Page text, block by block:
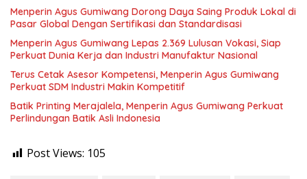
Menperin Agus Gumiwang Dorong Daya Saing Produk Lokal di
Pasar Global Dengan Sertifikasi dan Standardisasi
Menperin Agus Gumiwang Lepas 2.369 Lulusan Vokasi, Siap
Perkuat Dunia Kerja dan Industri Manufaktur Nasional
Terus Cetak Asesor Kompetensi, Menperin Agus Gumiwang
Perkuat SDM Industri Makin Kompetitif
Batik Printing Merajalela, Menperin Agus Gumiwang Perkuat
Perlindungan Batik Asli Indonesia
Post Views: 105